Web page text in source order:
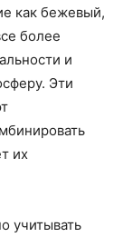
как бежевый,
более
и
Эти
их
учитывать